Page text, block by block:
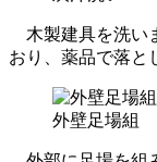
木製建具を洗い
おり、薬品で落と
外壁足場組